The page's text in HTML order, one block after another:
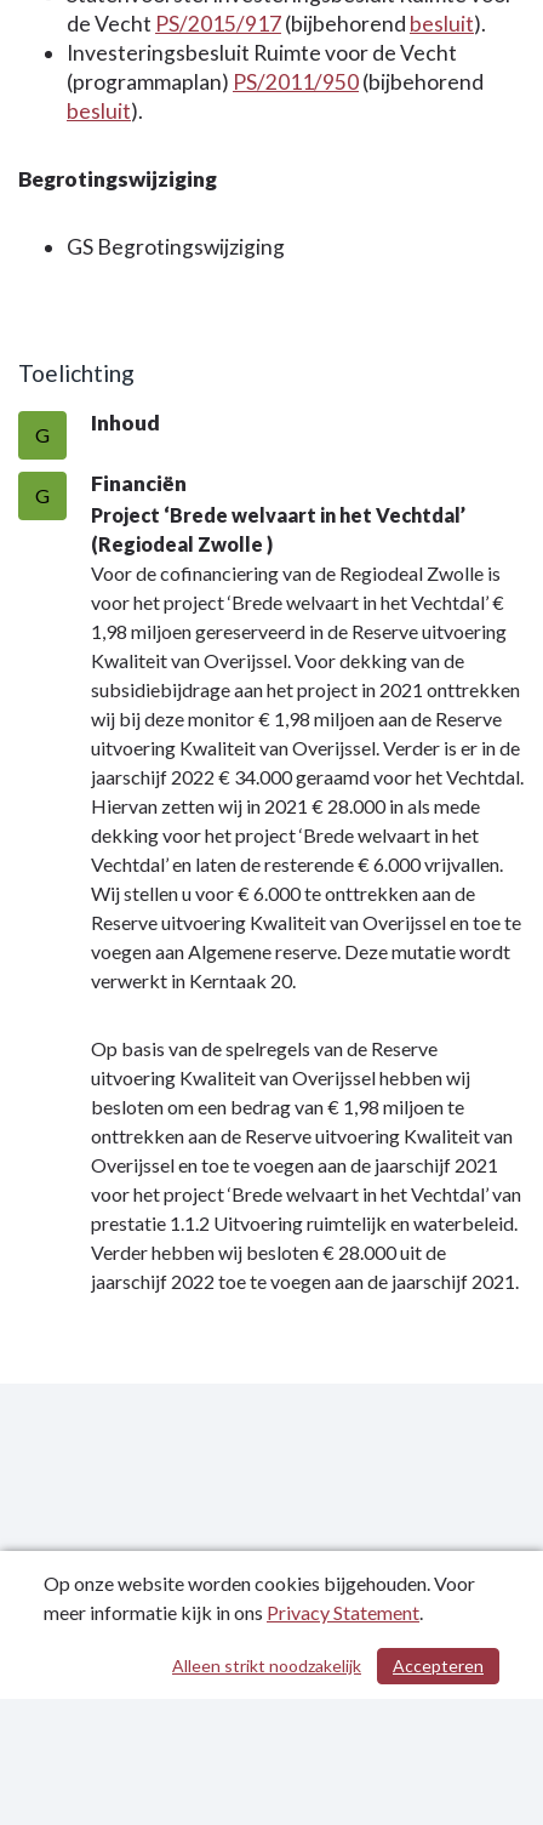
de Vecht PS/2015/917(bijbehorend besluit).
Investeringsbesluit Ruimte voor de Vecht
(programmaplan) PS/2011/950(bijbehorend
besluit).
Begrotingswijziging
GS Begrotingswijziging
Toelichting
G Inhoud
G Financiën
Project ‘Brede welvaart in het Vechtdal’
(Regiodeal Zwolle )
Voor de cofinanciering van de Regiodeal Zwolle is
voor het project ‘Brede welvaart in het Vechtdal’ €
1,98 miljoen gereserveerd in de Reserve uitvoering
Kwaliteit van Overijssel. Voor dekking van de
subsidiebijdrage aan het project in 2021 onttrekken
wij bij deze monitor € 1,98 miljoen aan de Reserve
uitvoering Kwaliteit van Overijssel. Verder is er in de
jaarschijf 2022 € 34.000 geraamd voor het Vechtdal.
Hiervan zetten wij in 2021 € 28.000 in als mede
dekking voor het project ‘Brede welvaart in het
Vechtdal’ en laten de resterende € 6.000 vrijvallen.
Wij stellen u voor € 6.000 te onttrekken aan de
Reserve uitvoering Kwaliteit van Overijssel en toe te
voegen aan Algemene reserve. Deze mutatie wordt
verwerkt in Kerntaak 20.
Op basis van de spelregels van de Reserve
uitvoering Kwaliteit van Overijssel hebben wij
besloten om een bedrag van € 1,98 miljoen te
onttrekken aan de Reserve uitvoering Kwaliteit van
Overijssel en toe te voegen aan de jaarschijf 2021
voor het project ‘Brede welvaart in het Vechtdal’ van
prestatie 1.1.2 Uitvoering ruimtelijk en waterbeleid.
Verder hebben wij besloten € 28.000 uit de
jaarschijf 2022 toe te voegen aan de jaarschijf 2021.
/ 227
Publicatiedatum: 04-06-2021
Op onze website worden cookies bijgehouden. Voor
meer informatie kijk in ons Privacy Statement.
Accepteren
Alleen strikt noodzakelijk